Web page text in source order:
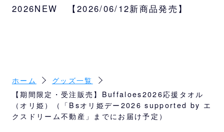
この期間中のご注文分は「Bsオリ姫デー2026
サイズ
約W82×H32cm
素材
2026NEW 【2026/06/12新商品発売】
ホーム
グッズ一覧
【期間限定・受注販売】Buffaloes2026応援タオル
（オリ姫）（「Bsオリ姫デー2026 supported by エ
クスドリーム不動産」までにお届け予定）